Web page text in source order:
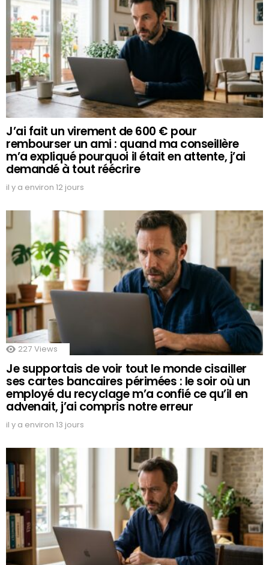
J’ai fait un virement de 600 € pour
rembourser un ami : quand ma conseillère
m’a expliqué pourquoi il était en attente, j’ai
demandé à tout réécrire
il y a environ 12 jours
227 Views
Je supportais de voir tout le monde cisailler
ses cartes bancaires périmées : le soir où un
employé du recyclage m’a confié ce qu’il en
advenait, j’ai compris notre erreur
il y a environ 13 jours